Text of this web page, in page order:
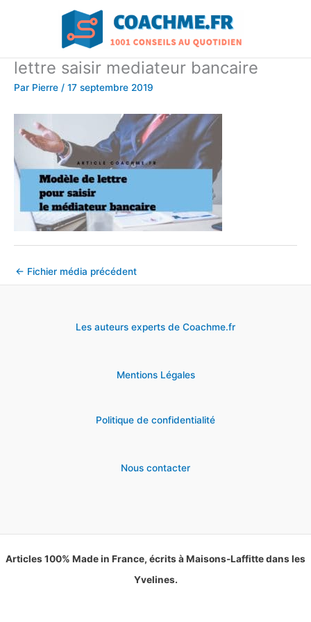
lettre saisir mediateur bancaire
Par Pierre / 17 septembre 2019
← Fichier média précédent
Les auteurs experts de Coachme.fr
Mentions Légales
Politique de confidentialité
Nous contacter
Articles 100% Made in France, écrits à Maisons-Laffitte dans les
Yvelines.